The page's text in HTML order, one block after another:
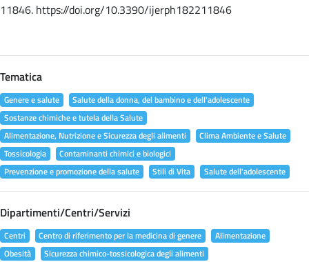
11846. https://doi.org/10.3390/ijerph182211846
Tematica
Genere e salute
Salute della donna, del bambino e dell'adolescente
Sostanze chimiche e tutela della Salute
Alimentazione, Nutrizione e Sicurezza degli alimenti
Clima Ambiente e Salute
Tossicologia
Contaminanti chimici e biologici
Prevenzione e promozione della salute
Stili di Vita Salute dell'adolescente
Dipartimenti/Centri/Servizi
Centri Centro di riferimento per la medicina di genere
Alimentazione
Obesità
Sicurezza chimico-tossicologica degli alimenti